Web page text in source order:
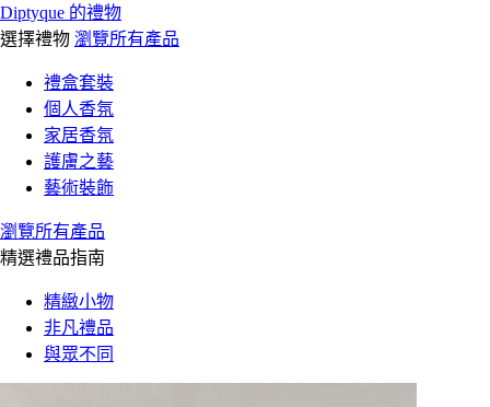
Diptyque 的禮物
選擇禮物 瀏覽所有產品
禮盒套裝
個人香氛
家居香氛
護膚之藝
藝術裝飾
瀏覽所有產品
精選禮品指南
精緻小物
非凡禮品
與眾不同